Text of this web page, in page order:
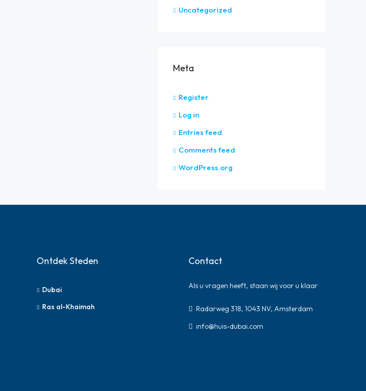
Uncategorized
Meta
Register
Log in
Entries feed
Comments feed
WordPress.org
Ontdek Steden
Dubai
Ras al-Khaimah
Contact
Als u vragen heeft, staan ​​wij voor u klaar
Radarweg 318, 1043 NV, Amsterdam
info@huis-dubai.com